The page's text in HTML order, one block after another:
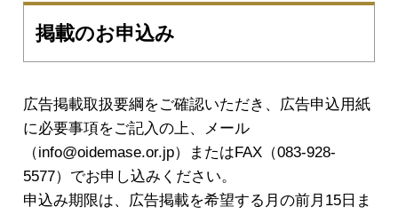
掲載のお申込み
広告掲載取扱要綱をご確認いただき、広告申込用紙
に必要事項をご記入の上、メール
（info@oidemase.or.jp）またはFAX（083-928-
5577）でお申し込みください。
申込み期限は、広告掲載を希望する月の前月15日ま